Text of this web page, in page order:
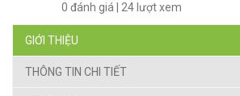
0 đánh giá 24 lượt xem
GIỚI THIỆU
THÔNG TIN CHI TIẾT